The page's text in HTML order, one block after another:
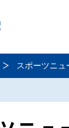
スポーツニュ